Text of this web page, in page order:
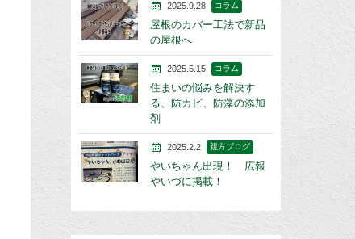
2025.9.28 コラム
屋根のカバー工法で新品
の屋根へ
2025.5.15 コラム
住まいの悩みを解決す
る、防カビ、防藻の添加
剤
2025.2.2 親方ブログ
やいちゃん出現！ 広報
やいづに掲載！